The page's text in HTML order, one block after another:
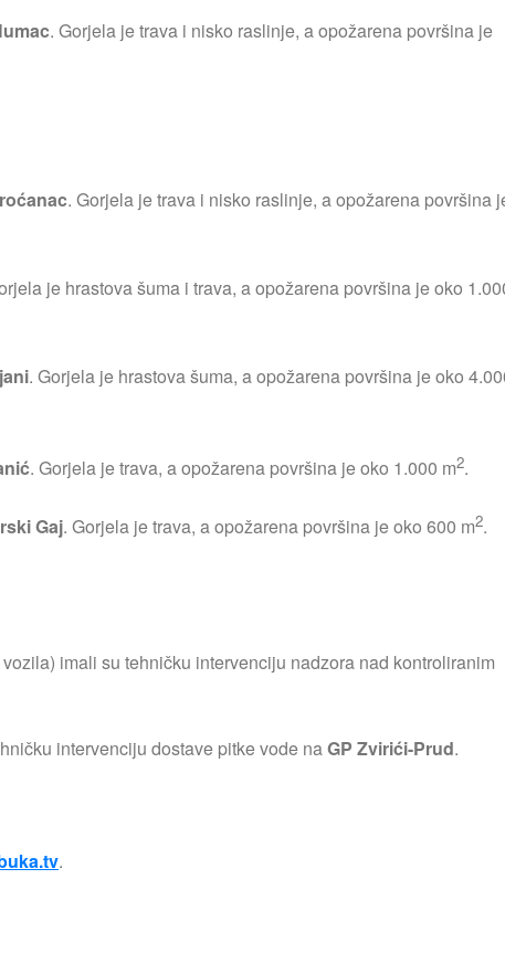
. Gorjela je trava i nisko raslinje, a opožarena površina je
. Gorjela je trava i nisko raslinje, a opožarena površina
je hrastova šuma i trava, a opožarena površina je oko
. Gorjela je hrastova šuma, a opožarena površina je oko
. Gorjela je trava, a opožarena površina je oko 1.000 m2.
Gaj. Gorjela je trava, a opožarena površina je oko 600 m2.
imali su tehničku intervenciju nadzora nad kontroliranim
intervenciju dostave pitke vode naGP Zvirići-Prud.
.